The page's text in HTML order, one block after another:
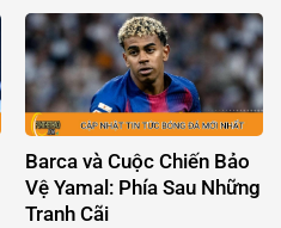
chính là lần chuyển đến Chelsea
vào năm 2022. Chân sút người
Gabon đã dám trải lòng về giai
đoạn u ám ấy, và cách anh đang
tìm …
Barca và Cuộc Chiến Bảo
Vệ Yamal: Phía Sau Những
Tranh Cãi